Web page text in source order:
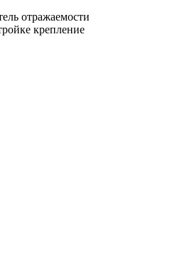
отражаемости
крепление